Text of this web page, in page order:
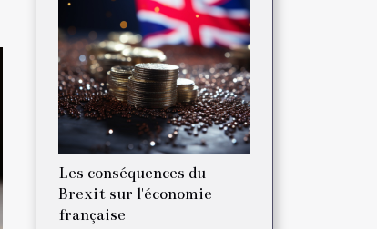
Les conséquences du
Brexit sur l'économie
française